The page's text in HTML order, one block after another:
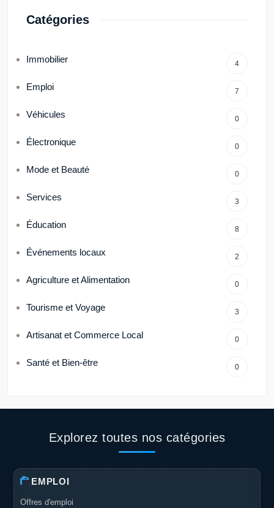
Catégories
Immobilier 4
Emploi 7
Véhicules 0
Électronique 0
Mode et Beauté 0
Services 3
Éducation 8
Événements locaux 2
Agriculture et Alimentation 0
Tourisme et Voyage 3
Artisanat et Commerce Local 0
Santé et Bien-être 0
Explorez toutes nos catégories
EMPLOI
Offres d'emploi